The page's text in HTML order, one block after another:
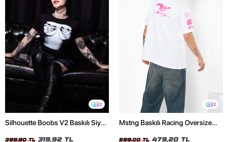
2
Silhouette Boobs V2 Baskılı Siyah
399,90 TL 319,92 TL
2
Mstng Baskılı Racing Oversize
599,00 TL 479,20 TL